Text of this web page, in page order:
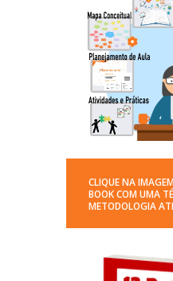
CLIQUE NA
BOOK COM UMA
METODOLOGIA